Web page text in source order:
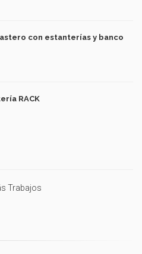
con estanterías y banco
RACK
Trabajos